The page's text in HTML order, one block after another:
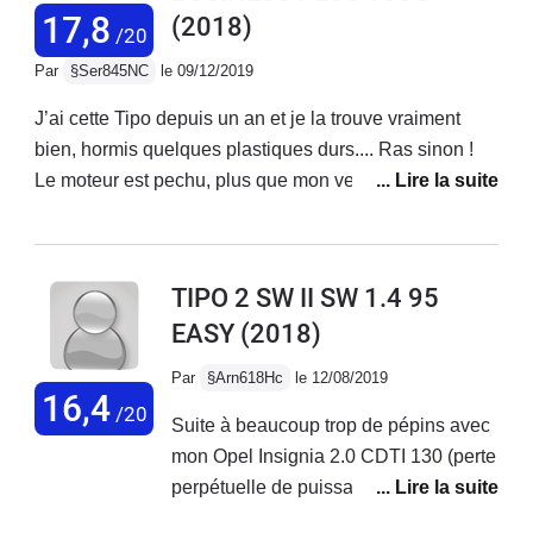
envisage le futur ainsi...il faudra
colorées pour les faire revenir.
panne à 8000 km l'agent Fiat a refusé
était en vacances
17,8 /20
(2018)
Par §Ser845NC le 09/12/2019
J’ai cette Tipo depuis un an et je la trouve vraiment
bien, hormis quelques plastiques durs.... Ras sinon !
Le moteur est pechu, plus que mon verso 126 D4D qui
qualité - prix est imbattable, et je sais de quoi je parle
les deux ans environ! Bravo Fiat, sortez la en hybride.
16,4/20
TIPO 2 SW II SW 1.4 95
EASY (2018)
Par §Arn618Hc le 12/08/2019
Suite à beaucoup trop de pépins avec
mon Opel Insignia 2.0 CDTI 130 (perte
perpétuelle de puissance, soucis